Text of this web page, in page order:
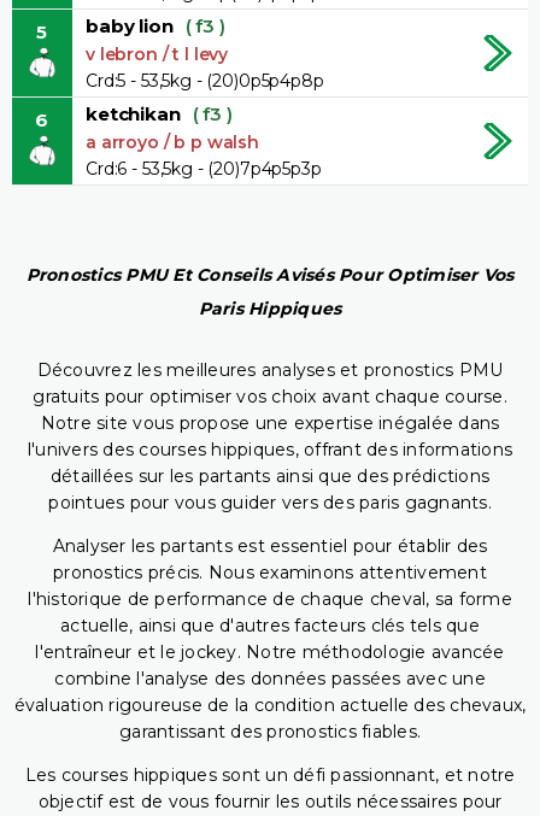
5 baby lion ( f3 )
v lebron / t l levy
Crd:5 - 53,5kg - (20)0p5p4p8p
6 ketchikan ( f3 )
a arroyo / b p walsh
Crd:6 - 53,5kg - (20)7p4p5p3p
Pronostics PMU Et Conseils Avisés Pour Optimiser Vos
Paris Hippiques
Découvrez les meilleures analyses et pronostics PMU
gratuits pour optimiser vos choix avant chaque course.
Notre site vous propose une expertise inégalée dans
l'univers des courses hippiques, offrant des informations
détaillées sur les partants ainsi que des prédictions
pointues pour vous guider vers des paris gagnants.
Analyser les partants est essentiel pour établir des
pronostics précis. Nous examinons attentivement
l'historique de performance de chaque cheval, sa forme
actuelle, ainsi que d'autres facteurs clés tels que
l'entraîneur et le jockey. Notre méthodologie avancée
combine l'analyse des données passées avec une
évaluation rigoureuse de la condition actuelle des chevaux,
garantissant des pronostics fiables.
Les courses hippiques sont un défi passionnant, et notre
objectif est de vous fournir les outils nécessaires pour